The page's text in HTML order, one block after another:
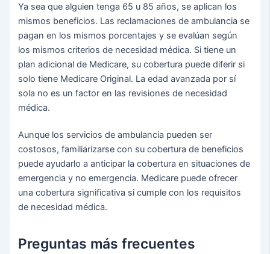
Ya sea que alguien tenga 65 u 85 años, se aplican los
mismos beneficios. Las reclamaciones de ambulancia se
pagan en los mismos porcentajes y se evalúan según
los mismos criterios de necesidad médica. Si tiene un
plan adicional de Medicare, su cobertura puede diferir si
solo tiene Medicare Original. La edad avanzada por sí
sola no es un factor en las revisiones de necesidad
médica.
Aunque los servicios de ambulancia pueden ser
costosos, familiarizarse con su cobertura de beneficios
puede ayudarlo a anticipar la cobertura en situaciones de
emergencia y no emergencia. Medicare puede ofrecer
una cobertura significativa si cumple con los requisitos
de necesidad médica.
Preguntas más frecuentes